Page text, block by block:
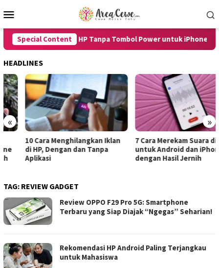
to
Menu
Special Content
8 Cara Restart HP Tanpa Tombol Power untuk iPhone dan
HEADLINES
« »
10 Cara Menghilangkan Iklan
di HP, Dengan dan Tanpa
Aplikasi
7 Cara Merekam Suara di HP
untuk Android dan iPhone
dengan Hasil Jernih
TAG: REVIEW GADGET
Review OPPO F29 Pro 5G: Smartphone
Terbaru yang Siap Diajak “Ngegas” Seharian!
Rekomendasi HP Android Paling Terjangkau
untuk Mahasiswa